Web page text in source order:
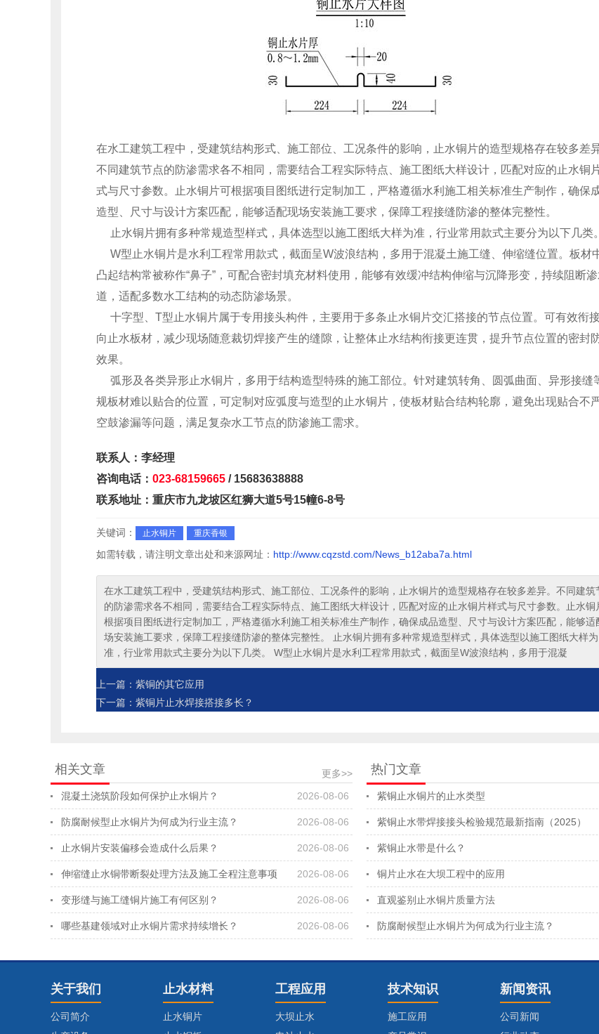
在水工建筑工程中，受建筑结构形式、施工部位、工况条件的影响，止水铜片的造型规格存在较多差异
不同建筑节点的防渗需求各不相同，需要结合工程实际特点、施工图纸大样设计，匹配对应的止水铜
式与尺寸参数。止水铜片可根据项目图纸进行定制加工，严格遵循水利施工相关标准生产制作，确保
造型、尺寸与设计方案匹配，能够适配现场安装施工要求，保障工程接缝防渗的整体完整性。
止水铜片拥有多种常规造型样式，具体选型以施工图纸大样为准，行业常用款式主要分为以下几类。
W型止水铜片是水利工程常用款式，截面呈W波浪结构，多用于混凝土施工缝、伸缩缝位置。板材
凸起结构常被称作“鼻子”，可配合密封填充材料使用，能够有效缓冲结构伸缩与沉降形变，持续阻断渗
道，适配多数水工结构的动态防渗场景。
十字型、T型止水铜片属于专用接头构件，主要用于多条止水铜片交汇搭接的节点位置。可有效衔
向止水板材，减少现场随意裁切焊接产生的缝隙，让整体止水结构衔接更连贯，提升节点位置的密封
效果。
弧形及各类异形止水铜片，多用于结构造型特殊的施工部位。针对建筑转角、圆弧曲面、异形接缝
规板材难以贴合的位置，可定制对应弧度与造型的止水铜片，使板材贴合结构轮廓，避免出现贴合不严
空鼓渗漏等问题，满足复杂水工节点的防渗施工需求。
联系人：李经理
咨询电话： 023-68159665 / 15683638888
联系地址：重庆市九龙坡区红狮大道5号15幢6-8号
关键词： 止水铜片 重庆香银
如需转载，请注明文章出处和来源网址： http://www.cqzstd.com/News_b12aba7a.html
在水工建筑工程中，受建筑结构形式、施工部位、工况条件的影响，止水铜片的造型规格存在较多差异。不同建筑
的防渗需求各不相同，需要结合工程实际特点、施工图纸大样设计，匹配对应的止水铜片样式与尺寸参数。止水铜
根据项目图纸进行定制加工，严格遵循水利施工相关标准生产制作，确保成品造型、尺寸与设计方案匹配，能够适
场安装施工要求，保障工程接缝防渗的整体完整性。 止水铜片拥有多种常规造型样式，具体选型以施工图纸大样为
准，行业常用款式主要分为以下几类。 W型止水铜片是水利工程常用款式，截面呈W波浪结构，多用于混凝
上一篇：紫铜的其它应用
下一篇：紫铜片止水焊接搭接多长？
相关文章
更多>>
混凝土浇筑阶段如何保护止水铜片？
2026-08-06
防腐耐候型止水铜片为何成为行业主流？ 2026-08-06
止水铜片安装偏移会造成什么后果？ 2026-08-06
伸缩缝止水铜带断裂处理方法及施工全程注意事项 2026-08-06
变形缝与施工缝铜片施工有何区别？ 2026-08-06
哪些基建领域对止水铜片需求持续增长？ 2026-08-06
热门文章
紫铜止水铜片的止水类型
紫铜止水带焊接接头检验规范最新指南（2025）
紫铜止水带是什么？
铜片止水在大坝工程中的应用
直观鉴别止水铜片质量方法
防腐耐候型止水铜片为何成为行业主流？
关于我们
公司简介
止水材料
止水铜片
工程应用
大坝止水
技术知识
施工应用
新闻资讯
公司新闻